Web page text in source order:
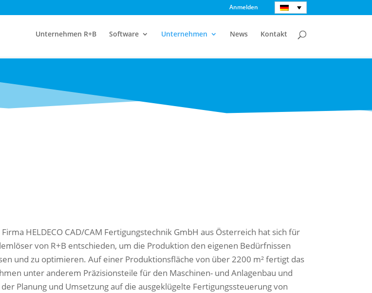
Anmelden
Unternehmen R+B Software Unternehmen News Kontakt
HELDECO CAD/CAM Fertigungstechnik GmbH aus Österreich hat sich für
von R+B entschieden, um die Produktion den eigenen Bedürfnissen
und zu optimieren. Auf einer Produktionsfläche von über 2200 m² fertigt das
unter anderem Präzisionsteile für den Maschinen- und Anlagenbau und
Planung und Umsetzung auf die ausgeklügelte Fertigungssteuerung von